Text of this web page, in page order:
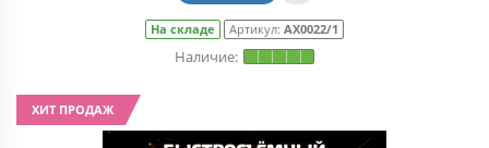
На складе Артикул: АХ0022/1
ХИТ ПРОДАЖ